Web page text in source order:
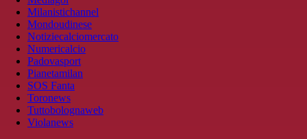
Milanistichannel
Mondoudinese
Notiziecalciomercato
Numericalcio
Padovasport
Pianetamilan
SOS Fanta
Toronews
Tuttobolognaweb
Violanews